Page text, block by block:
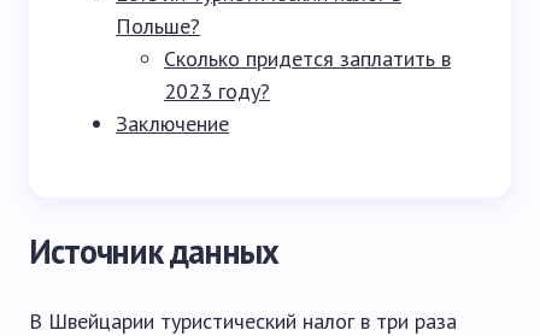
Польше?
Сколько придется заплатить в
2023 году?
Заключение
Источник данных
В Швейцарии туристический налог в три раза